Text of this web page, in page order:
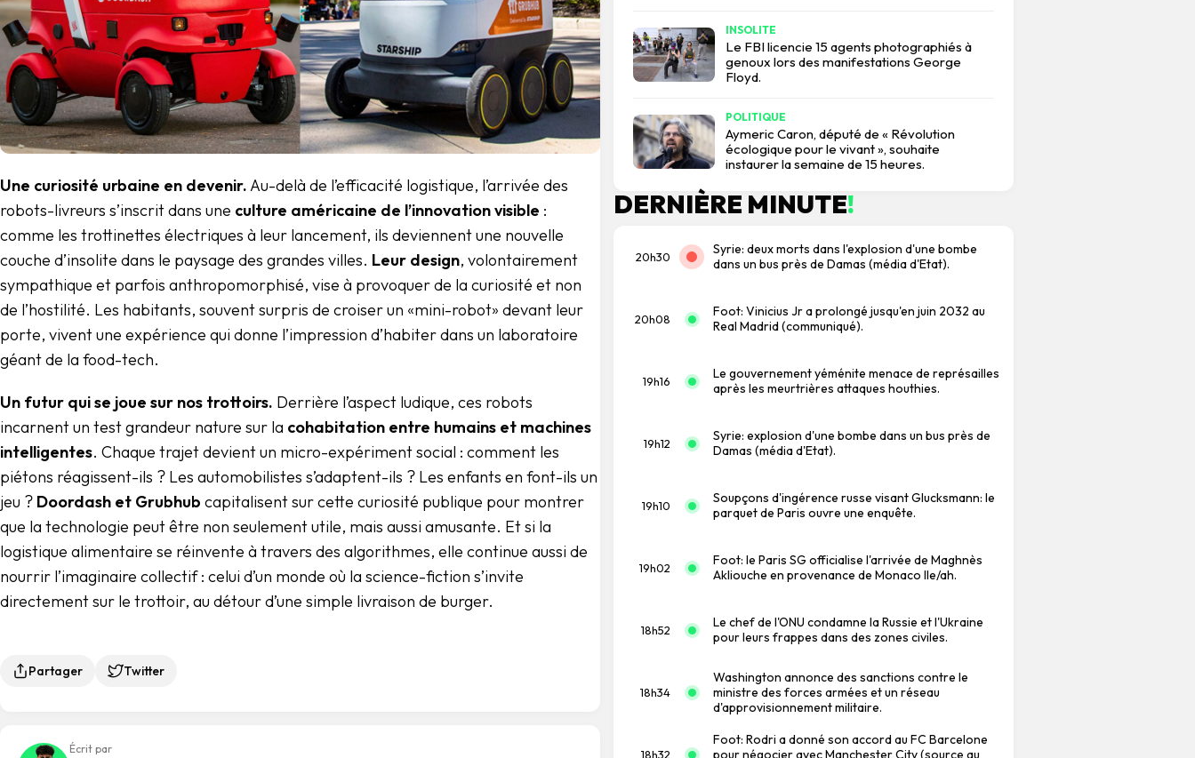
Une curiosité urbaine en devenir.Au-delà de l’efficacité logistique, l’arrivée des
robots-livreurs s’inscrit dans une culture américaine de l’innovation visible :
comme les trottinettes électriques à leur lancement, ils deviennent une nouvelle
couche d’insolite dans le paysage des grandes villes. Leur design, volontairement
sympathique et parfois anthropomorphisé, vise à provoquer de la curiosité et non
de l’hostilité. Les habitants, souvent surpris de croiser un «mini-robot» devant leur
porte, vivent une expérience qui donne l’impression d’habiter dans un laboratoire
géant de la food-tech.
Un futur qui se joue sur nos trottoirs. Derrière l’aspect ludique, ces robots
incarnent un test grandeur nature sur la cohabitation entre humains et machines
intelligentes. Chaque trajet devient un micro-expériment social : comment les
piétons réagissent-ils ? Les automobilistes s’adaptent-ils ? Les enfants en font-ils un
jeu ? Doordash et Grubhub capitalisent sur cette curiosité publique pour montrer
que la technologie peut être non seulement utile, mais aussi amusante. Et si la
logistique alimentaire se réinvente à travers des algorithmes, elle continue aussi de
nourrir l’imaginaire collectif : celui d’un monde où la science-fiction s’invite
directement sur le trottoir, au détour d’une simple livraison de burger.
Partager Twitter
Écrit par
INSOLITE
Le FBI licencie 15 agents photographiés à
genoux lors des manifestations George
Floyd.
POLITIQUE
Aymeric Caron, député de « Révolution
écologique pour le vivant », souhaite
instaurer la semaine de 15 heures.
DERNIÈRE MINUTE!
20h30
Syrie: deux morts dans l'explosion d'une bombe
dans un bus près de Damas (média d'Etat).
20h08
Foot: Vinicius Jr a prolongé jusqu'en juin 2032 au
Real Madrid (communiqué).
19h16
Le gouvernement yéménite menace de représailles
après les meurtrières attaques houthies.
19h12
Syrie: explosion d'une bombe dans un bus près de
Damas (média d'Etat).
19h10
Soupçons d'ingérence russe visant Glucksmann: le
parquet de Paris ouvre une enquête.
19h02
Foot: le Paris SG officialise l'arrivée de Maghnès
Akliouche en provenance de Monaco lle/ah.
18h52
Le chef de l'ONU condamne la Russie et l'Ukraine
pour leurs frappes dans des zones civiles.
18h34
Washington annonce des sanctions contre le
ministre des forces armées et un réseau
d'approvisionnement militaire.
18h32
Foot: Rodri a donné son accord au FC Barcelone
pour négocier avec Manchester City (source au